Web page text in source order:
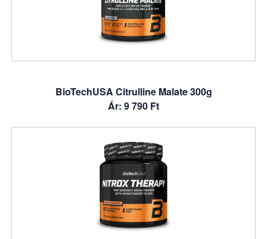
BioTechUSA Citrulline Malate 300g
Ár: 9 790 Ft